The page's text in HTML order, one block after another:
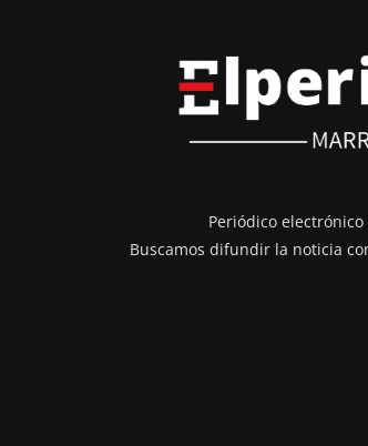
Periódico
Buscamos difundir la noticia